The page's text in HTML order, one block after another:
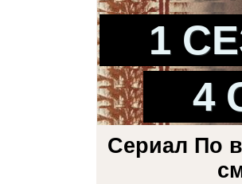
1
4
Сериал По